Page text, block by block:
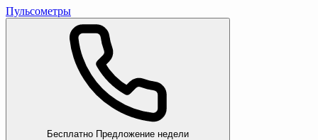
Пульсометры
Бесплатно Предложение недели